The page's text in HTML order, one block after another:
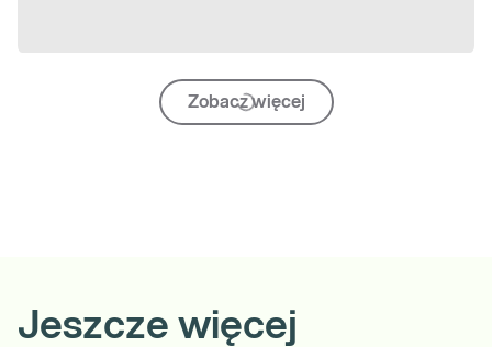
Zobacz więcej
Jeszcze więcej